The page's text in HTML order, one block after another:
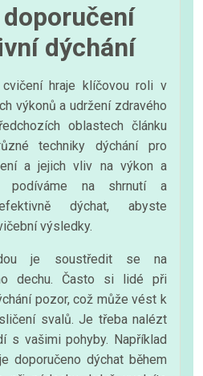
dýchání
hraje klíčovou roli v
výkonů a udržení zdravého
oblastech článku
techniky dýchání pro
a jejich vliv na výkon a
podíváme na shrnutí a
dýchat, abyste
výsledky.
je soustředit se na
dechu. Často si lidé při
pozor, což může vést k
svalů. Je třeba nalézt
s vašimi pohyby. Například
doporučeno dýchat během